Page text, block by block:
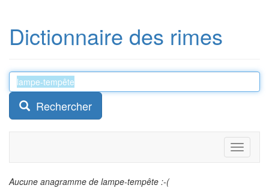
Dictionnaire des rimes
Rechercher
Toggle
Aucune anagramme de lampe-tempête :-(